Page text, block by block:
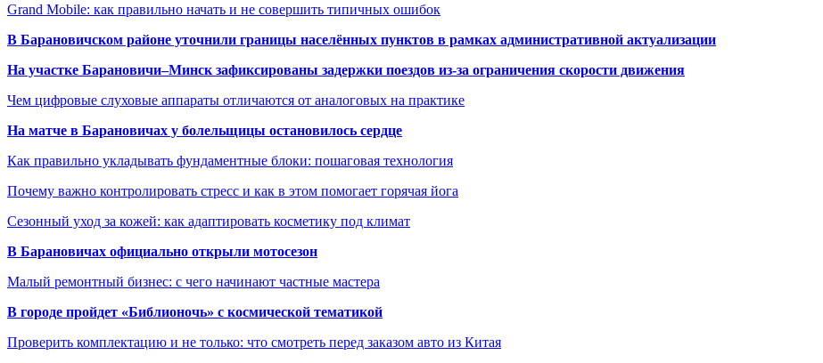
Grand Mobile: как правильно начать и не совершить типичных ошибок
В Барановичском районе уточнили границы населённых пунктов в рамках административной актуализации
На участке Барановичи–Минск зафиксированы задержки поездов из-за ограничения скорости движения
Чем цифровые слуховые аппараты отличаются от аналоговых на практике
На матче в Барановичах у болельщицы остановилось сердце
Как правильно укладывать фундаментные блоки: пошаговая технология
Почему важно контролировать стресс и как в этом помогает горячая йога
Сезонный уход за кожей: как адаптировать косметику под климат
В Барановичах официально открыли мотосезон
Малый ремонтный бизнес: с чего начинают частные мастера
В городе пройдет «Библионочь» с космической тематикой
Проверить комплектацию и не только: что смотреть перед заказом авто из Китая